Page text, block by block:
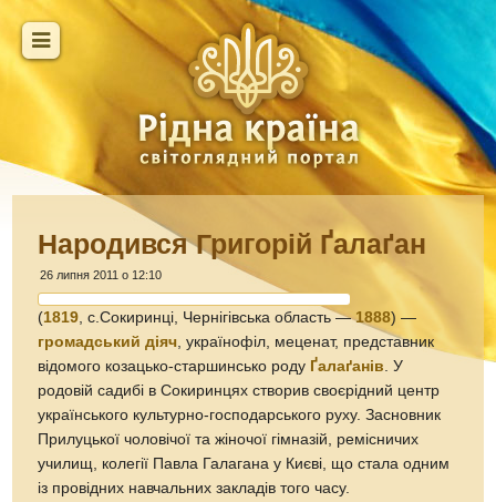
Народився Григорій Ґалаґан
26 липня 2011 о 12:10
(1819, с.Сокиринці, Чернігівська область —1888) —
громадський діяч, українофіл, меценат, представник
відомого козацько-старшинсько роду Ґалаґанів. У
родовій садибі в Сокиринцях створив своєрідний центр
українського культурно-господарського руху. Засновник
Прилуцької чоловічої та жіночої гімназій, ремісничих
училищ, колегії Павла Галагана у Києві, що стала одним
із провідних навчальних закладів того часу.